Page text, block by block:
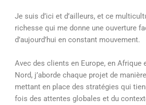
Je suis d’ici et d’ailleurs, et ce
richesse qui me donne une ouverture
d’aujourd’hui en constant mouvement.
Avec des clients en Europe, en Afrique
Nord, j’aborde chaque projet de
mettant en place des stratégies qui
fois des attentes globales et du